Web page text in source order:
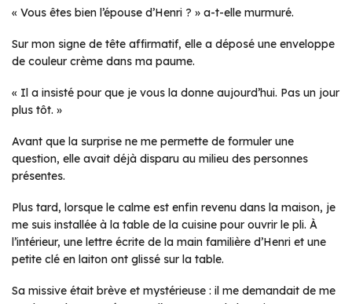
« Vous êtes bien l’épouse d’Henri ? » a-t-elle murmuré.
Sur mon signe de tête affirmatif, elle a déposé une enveloppe
de couleur crème dans ma paume.
« Il a insisté pour que je vous la donne aujourd’hui. Pas un jour
plus tôt. »
Avant que la surprise ne me permette de formuler une
question, elle avait déjà disparu au milieu des personnes
présentes.
Plus tard, lorsque le calme est enfin revenu dans la maison, je
me suis installée à la table de la cuisine pour ouvrir le pli. À
l’intérieur, une lettre écrite de la main familière d’Henri et une
petite clé en laiton ont glissé sur la table.
Sa missive était brève et mystérieuse : il me demandait de me